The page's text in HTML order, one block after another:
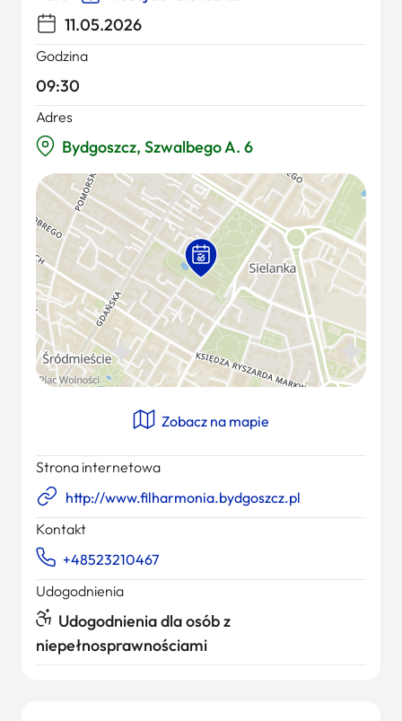
11.05.2026
Godzina
09:30
Adres
Bydgoszcz, Szwalbego A. 6
Zobacz na mapie
Strona internetowa
http://www.filharmonia.bydgoszcz.pl
Kontakt
+48523210467
Udogodnienia
Udogodnienia dla osób z
niepełnosprawnościami